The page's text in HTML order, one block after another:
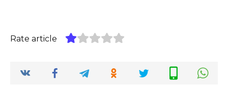
Rate article